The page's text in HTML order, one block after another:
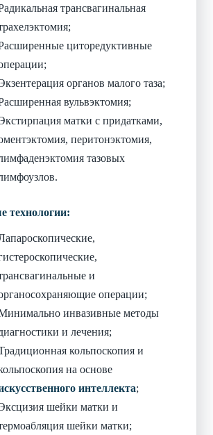
трансвагинальная
циторедуктивные
органов малого таза;
вульвэктомия;
матки с придатками,
перитонэктомия,
тазовых
технологии:
и
операции;
инвазивные методы
и лечения;
кольпоскопия и
на основе
интеллекта;
шейки матки и
шейки матки;